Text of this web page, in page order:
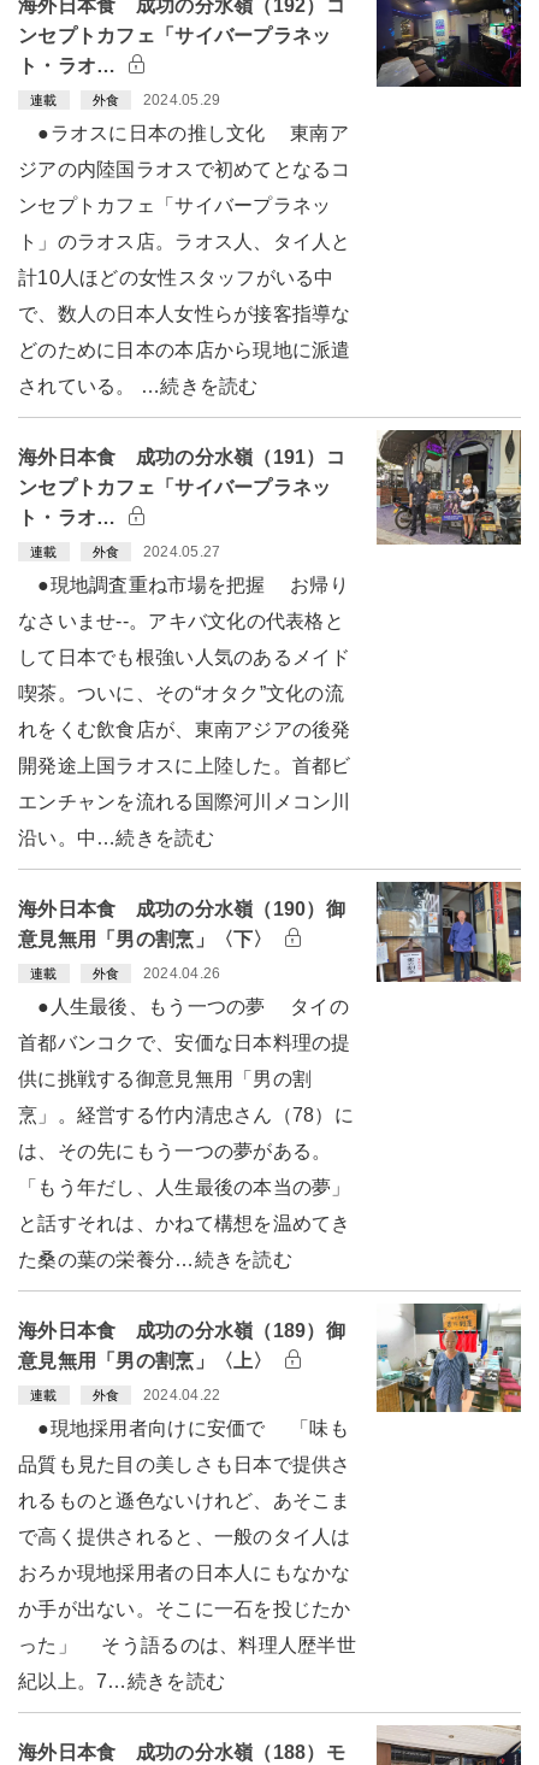
海外日本食 成功の分水嶺（192）コ
ンセプトカフェ「サイバープラネッ
ト・ラオ…
連載 外食 2024.05.29
●ラオスに日本の推し文化 東南ア
ジアの内陸国ラオスで初めてとなるコ
ンセプトカフェ「サイバープラネッ
ト」のラオス店。ラオス人、タイ人と
計10人ほどの女性スタッフがいる中
で、数人の日本人女性らが接客指導な
どのために日本の本店から現地に派遣
されている。 …続きを読む
海外日本食 成功の分水嶺（191）コ
ンセプトカフェ「サイバープラネッ
ト・ラオ…
連載 外食 2024.05.27
●現地調査重ね市場を把握 お帰り
なさいませ--。アキバ文化の代表格と
して日本でも根強い人気のあるメイド
喫茶。ついに、その“オタク”文化の流
れをくむ飲食店が、東南アジアの後発
開発途上国ラオスに上陸した。首都ビ
エンチャンを流れる国際河川メコン川
沿い。中…続きを読む
海外日本食 成功の分水嶺（190）御
意見無用「男の割烹」〈下〉
連載 外食 2024.04.26
●人生最後、もう一つの夢 タイの
首都バンコクで、安価な日本料理の提
供に挑戦する御意見無用「男の割
烹」。経営する竹内清忠さん（78）に
は、その先にもう一つの夢がある。
「もう年だし、人生最後の本当の夢」
と話すそれは、かねて構想を温めてき
た桑の葉の栄養分…続きを読む
海外日本食 成功の分水嶺（189）御
意見無用「男の割烹」〈上〉
連載 外食 2024.04.22
●現地採用者向けに安価で 「味も
品質も見た目の美しさも日本で提供さ
れるものと遜色ないけれど、あそこま
で高く提供されると、一般のタイ人は
おろか現地採用者の日本人にもなかな
か手が出ない。そこに一石を投じたか
った」 そう語るのは、料理人歴半世
紀以上。7…続きを読む
海外日本食 成功の分水嶺（188）モ